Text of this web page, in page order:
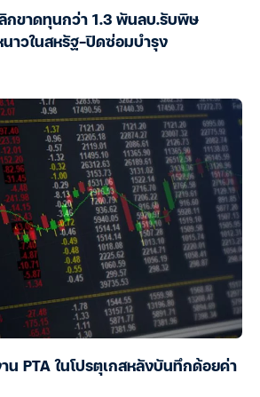
กขาดทุนกว่า 1.3 พันลบ.รับพิษ
าวในสหรัฐ-ปิดซ่อมบำรุง
น PTA ในโปรตุเกสหลังบันทึกด้อยค่า